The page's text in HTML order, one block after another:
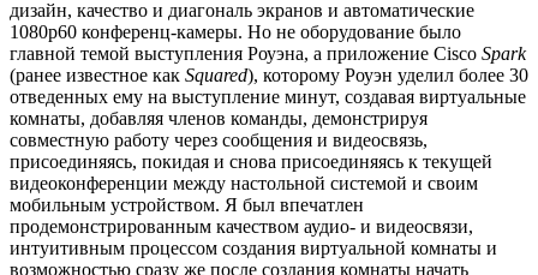
дизайн, качество и диагональ экранов и автоматические
1080p60 конференц-камеры. Но не оборудование было
главной темой выступления Роуэна, а приложение Cisco Spark
(ранее известное как Squared), которому Роуэн уделил более 30
отведенных ему на выступление минут, создавая виртуальные
комнаты, добавляя членов команды, демонстрируя
совместную работу через сообщения и видеосвязь,
присоединяясь, покидая и снова присоединяясь к текущей
видеоконференции между настольной системой и своим
мобильным устройством. Я был впечатлен
продемонстрированным качеством аудио- и видеосвязи,
интуитивным процессом создания виртуальной комнаты и
возможностью сразу же после создания комнаты начать